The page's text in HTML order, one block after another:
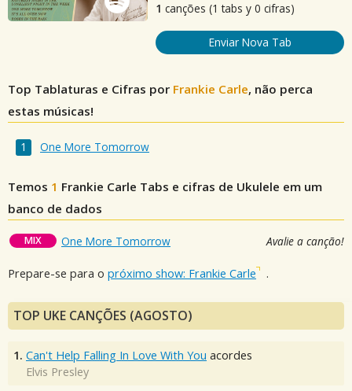
1 canções (1 tabs y 0 cifras)
Enviar Nova Tab
Top Tablaturas e Cifras por Frankie Carle, não perca
estas músicas!
One More Tomorrow
Temos 1 Frankie Carle Tabs e cifras de Ukulele em um
banco de dados
MIX One More Tomorrow Avalie a canção!
Prepare-se para o próximo show: Frankie Carle .
TOP UKE CANÇÕES (AGOSTO)
1. Can't Help Falling In Love With You acordes
Elvis Presley